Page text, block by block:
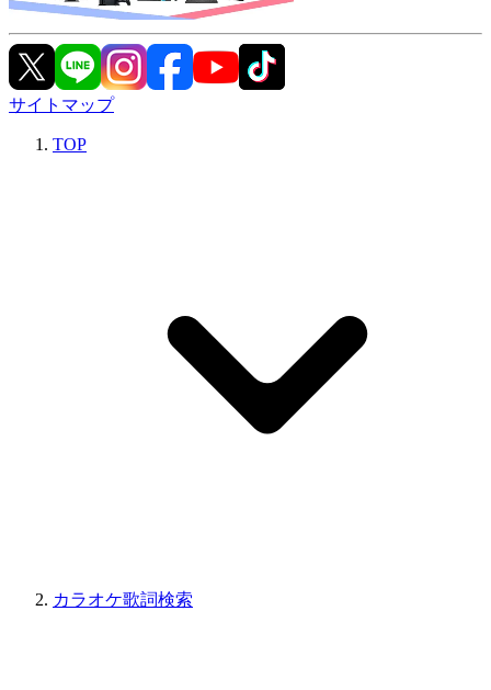
サイトマップ
TOP
カラオケ歌詞検索